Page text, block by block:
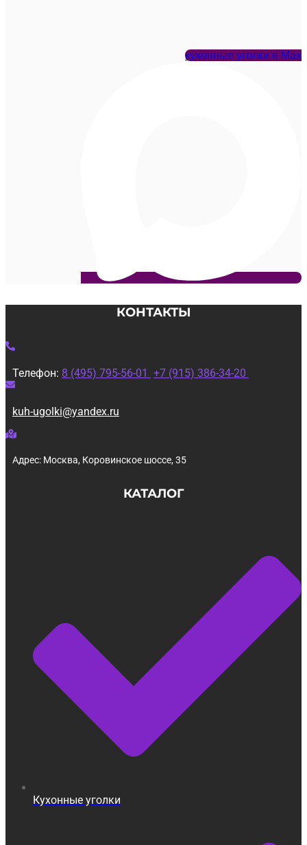
кухонные уголки в Max
КОНТАКТЫ
Телефон: 8 (495) 795-56-01 +7 (915) 386-34-20
kuh-ugolki@yandex.ru
Адрес: Москва, Коровинское шоссе, 35
КАТАЛОГ
Кухонные уголки